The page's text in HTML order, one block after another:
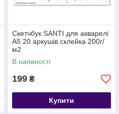
Скетчбук SANTI для акварелі
А5 20 аркушів склейка 200г/
м2
В наявності
199 ₴
Купити